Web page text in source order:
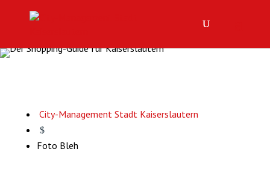
City-Management Stadt Kaiserslautern
$
Foto Bleh